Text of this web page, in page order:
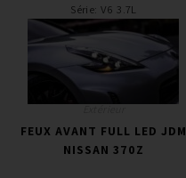
Série: V6 3.7L
FEUX AVANT FULL LED JDM
NISSAN 370Z